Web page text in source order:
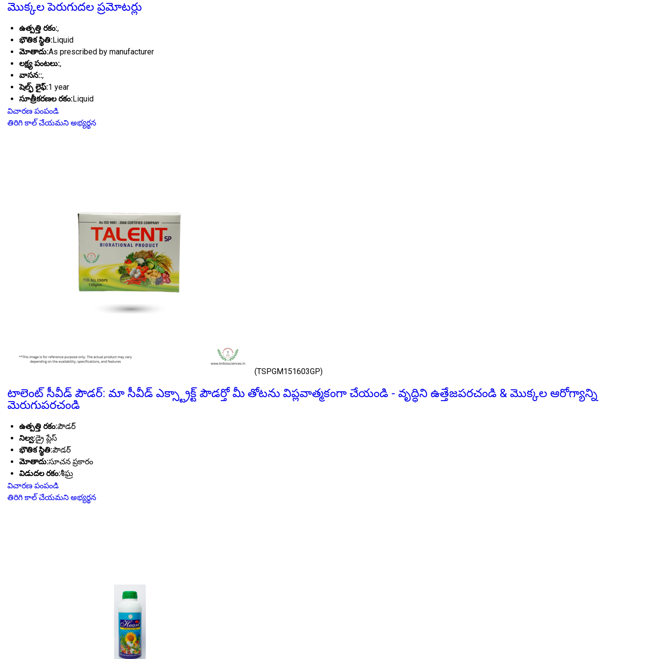
మొక్కల పెరుగుదల ప్రమోటర్లు
ఉత్పత్తి రకం:,
భౌతిక స్థితి:Liquid
మోతాదు:As prescribed by manufacturer
లక్ష్య పంటలు:,
వాసన::,
షెల్ఫ్ లైఫ్:1 year
సూత్రీకరణల రకం:Liquid
విచారణ పంపండి
తిరిగి కాల్ చేయమని అభ్యర్థన
(TSPGM151603GP)
టాలెంట్ సీవీడ్ పౌడర్: మా సీవీడ్ ఎక్స్ట్రాక్ట్ పౌడర్తో మీ తోటను విప్లవాత్మకంగా చేయండి - వృద్ధిని ఉత్తేజపరచండి & మొక్కల ఆరోగ్యాన్ని
మెరుగుపరచండి
ఉత్పత్తి రకం:పౌడర్
నిల్వ:డ్రై ప్లేస్
భౌతిక స్థితి:పౌడర్
మోతాదు:సూచన ప్రకారం
విడుదల రకం:శీఘ్ర
విచారణ పంపండి
తిరిగి కాల్ చేయమని అభ్యర్థన